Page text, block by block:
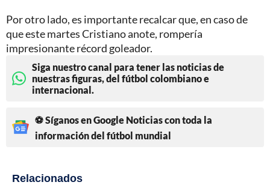
Por otro lado, es importante recalcar que, en caso de
que este martes Cristiano anote, rompería
impresionante récord goleador.
Siga nuestro canal para tener las noticias de
nuestras figuras, del fútbol colombiano e
internacional.
⚽ Síganos en Google Noticias con toda la
información del fútbol mundial
Relacionados